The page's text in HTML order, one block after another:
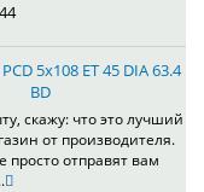
5x108 ET 45 DIA 63.4
BD
скажу: что это лучший
от производителя.
отправят вам